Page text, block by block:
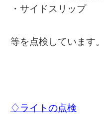
・サイドスリップ
等を点検しています。
♢ライトの点検